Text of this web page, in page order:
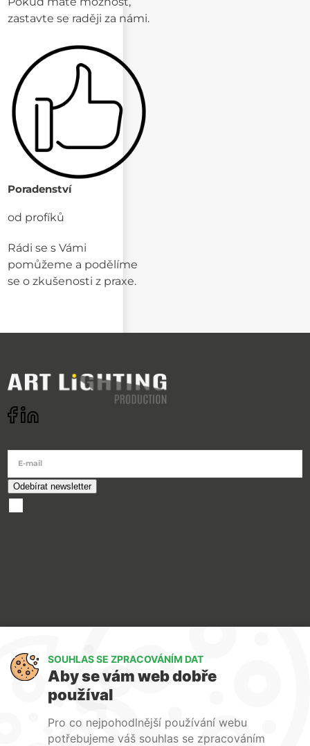
zastavte se raději za námi.
Poradenství
od profíků
Rádi se s Vámi
pomůžeme a podělíme
se o zkušenosti z praxe.
E-mail
O nás
Služby
Kontakty
SOUHLAS SE ZPRACOVÁNÍM DAT
Aby se vám web dobře
používal
Pro co nejpohodlnější používání webu
potřebujeme váš souhlas se zpracováním